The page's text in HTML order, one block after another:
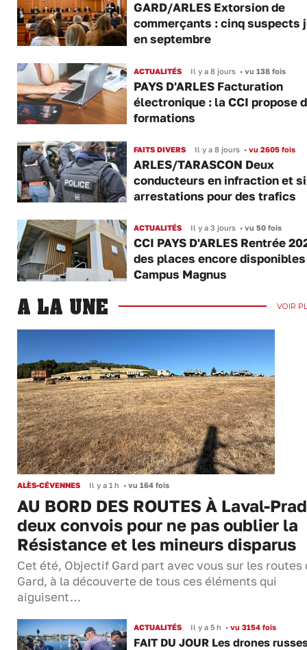
GARD/ARLES Extorsion de
commerçants : cinq suspects
en septembre
ACTUALITÉS Il y a 8 jours •vu 138 fois
PAYS D'ARLES Facturation
électronique : la CCI propose
formations
FAITS DIVERS Il y a 8 jours •vu 2605 fois
ARLES/TARASCON Deux
conducteurs en infraction et
arrestations pour des trafics
ACTUALITÉS Il y a 3 jours •vu 50 fois
CCI PAYS D'ARLES Rentrée
des places encore disponibles
Campus Magnus
A LA UNE VOIR
ALÈS-CÉVENNES Il y a 1 h • vu 164 fois
AU BORD DES ROUTES À Laval-
deux convois pour ne pas oublier la
Résistance et les mineurs disparus
Cet été, Objectif Gard part avec vous sur les routes
Gard, à la découverte de tous ces éléments qui
aiguisent…
ACTUALITÉS Il y a 5 h •vu 3154 fois
FAIT DU JOUR Les drones